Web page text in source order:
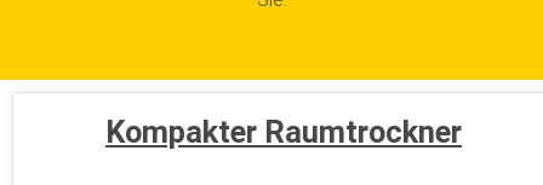
Kompakter Raumtrockner